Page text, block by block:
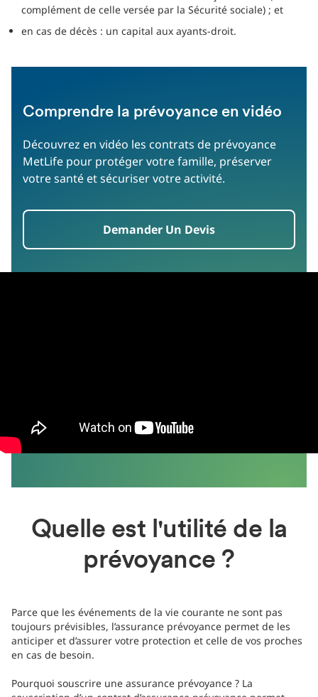
complément de celle versée par la Sécurité sociale) ; et
en cas de décès : un capital aux ayants-droit.
Comprendre la prévoyance en vidéo
Découvrez en vidéo les contrats de prévoyance
MetLife pour protéger votre famille, préserver
votre santé et sécuriser votre activité.
Demander Un Devis
Quelle est l'utilité de la
prévoyance ?
Parce que les événements de la vie courante ne sont pas
toujours prévisibles, l’assurance prévoyance permet de les
anticiper et d’assurer votre protection et celle de vos proches
en cas de besoin.
Pourquoi souscrire une assurance prévoyance ? La